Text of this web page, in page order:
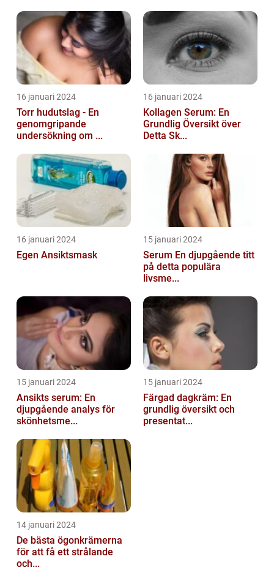
16 januari 2024
Torr hudutslag - En
genomgripande
undersökning om ...
16 januari 2024
Kollagen Serum: En
Grundlig Översikt över
Detta Sk...
16 januari 2024
Egen Ansiktsmask
15 januari 2024
Serum En djupgående titt
på detta populära
livsme...
15 januari 2024
Ansikts serum: En
djupgående analys för
skönhetsme...
15 januari 2024
Färgad dagkräm: En
grundlig översikt och
presentat...
14 januari 2024
De bästa ögonkrämerna
för att få ett strålande
och...